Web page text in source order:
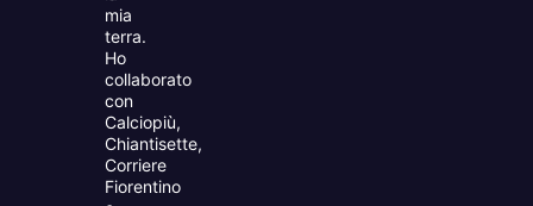
mia
terra.
Ho
collaborato
con
Calciopiù,
Chiantisette,
Corriere
Fiorentino